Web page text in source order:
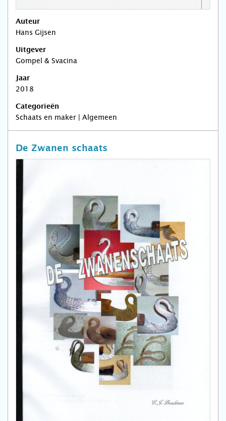
Auteur
Hans Gijsen
Uitgever
Gompel & Svacina
Jaar
2018
Categorieën
Schaats en maker | Algemeen
De Zwanen schaats